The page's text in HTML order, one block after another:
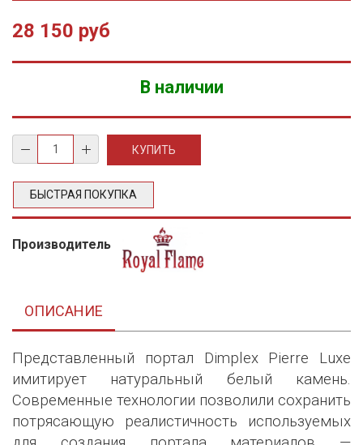
28 150 руб
В наличии
БЫСТРАЯ ПОКУПКА
Производитель
ОПИСАНИЕ
Представленный портал Dimplex Pierre Luxe
имитирует натуральный белый камень.
Современные технологии позволили сохранить
потрясающую реалистичность используемых